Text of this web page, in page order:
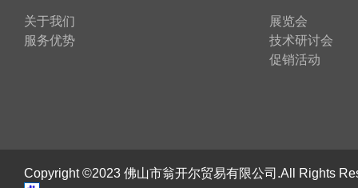
关于我们
服务优势
展览会
技术研讨会
促销活动
Copyright ©2023 佛山市翁开尔贸易有限公司.All Rights